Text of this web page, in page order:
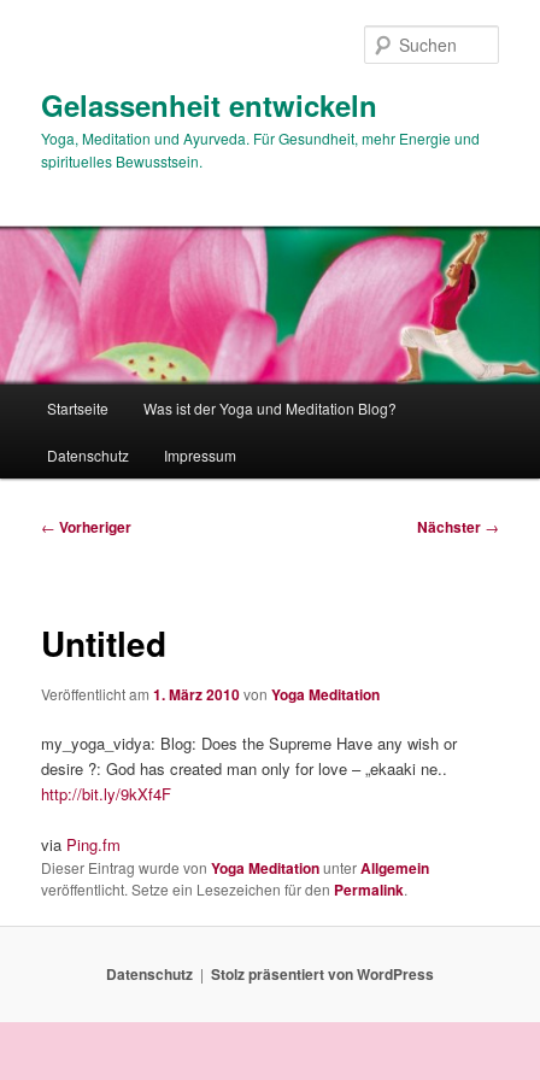
Gelassenheit entwickeln
Yoga, Meditation und Ayurveda. Für Gesundheit, mehr Energie und
spirituelles Bewusstsein.
Startseite Was ist der Yoga und Meditation Blog?
Datenschutz Impressum
Beitragsnavigation
← Vorheriger Nächster →
Untitled
Veröffentlicht am1. März 2010vonYoga Meditation
my_yoga_vidya: Blog: Does the Supreme Have any wish or
desire ?: God has created man only for love – „ekaaki ne..
http://bit.ly/9kXf4F
via Ping.fm
Dieser Eintrag wurde vonYoga MeditationunterAllgemein
veröffentlicht. Setze ein Lesezeichen für den Permalink.
Datenschutz Stolz präsentiert von WordPress